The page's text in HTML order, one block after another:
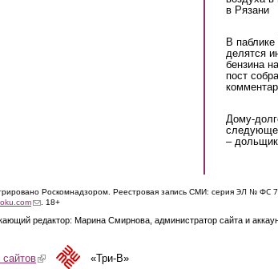
в Рязани
В
делятся
бензина
пост
Дому-
–
Роскомнадзором. Реестровая запись СМИ: серия ЭЛ № ФС
(link sends e-mail)
. 18+
редактор: Марина Смирнова, администратор сайта и
(link is external)«Три-В»